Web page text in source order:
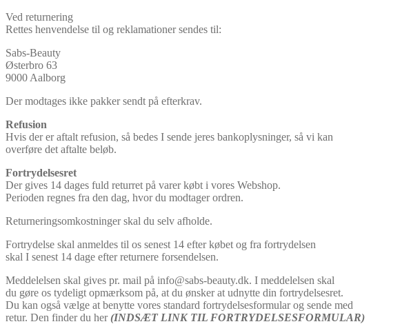
Ved returnering
Rettes henvendelse til og reklamationer sendes til:
Sabs-Beauty
Østerbro 63
9000 Aalborg
Der modtages ikke pakker sendt på efterkrav.
Refusion
Hvis der er aftalt refusion, så bedes I sende jeres bankoplysninger, så vi kan
overføre det aftalte beløb.
Fortrydelsesret
Der gives 14 dages fuld returret på varer købt i vores Webshop.
Perioden regnes fra den dag, hvor du modtager ordren.
Returneringsomkostninger skal du selv afholde.
Fortrydelse skal anmeldes til os senest 14 efter købet og fra fortrydelsen
skal I senest 14 dage efter returnere forsendelsen.
Meddelelsen skal gives pr. mail på info@sabs-beauty.dk. I meddelelsen skal
du gøre os tydeligt opmærksom på, at du ønsker at udnytte din fortrydelsesret.
Du kan også vælge at benytte vores standard fortrydelsesformular og sende med
retur. Den finder du her(INDSÆT LINK TIL FORTRYDELSESFORMULAR)